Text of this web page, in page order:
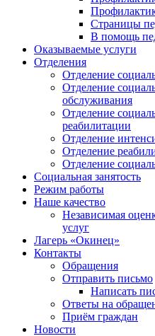
Страницы
В помощь
Оказываемые услуги
Отделения
Отделение
Отделение
обслуживания
Отделение
реабилитации
Отделение
Отделение
Отделение
Социальная занятость
Режим работы
Наше качество
Независимая
услуг
Лагерь «Окинец»
Контакты
Обращения
Отправить письмо
Написать
Ответы на
Приём граждан
Новости